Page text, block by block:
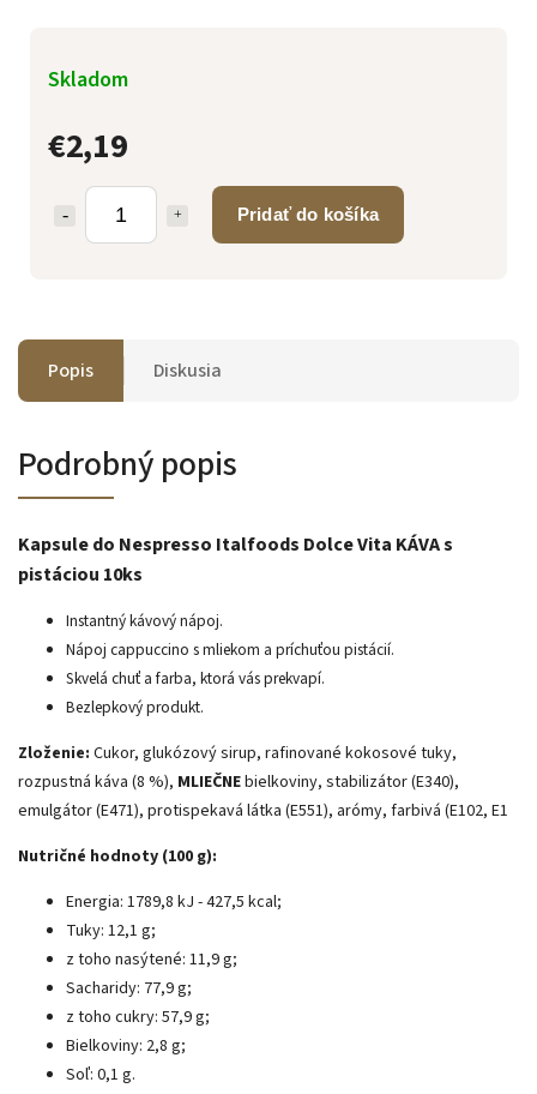
€2,19
Pridať do košíka
Skladom
Popis Diskusia
Podrobný popis
Kapsule do Nespresso Italfoods Dolce Vita KÁVA s
pistáciou 10ks
Instantný kávový nápoj.
Nápoj cappuccino s mliekom a príchuťou pistácií.
Skvelá chuť a farba, ktorá vás prekvapí.
Bezlepkový produkt.
Zloženie: Cukor, glukózový sirup, rafinované kokosové tuky,
rozpustná káva (8 %), MLIEČNEbielkoviny, stabilizátor (E340),
emulgátor (E471), protispekavá látka (E551), arómy, farbivá (E102, E1
Nutričné ​​hodnoty (100 g):
Energia: 1789,8 kJ - 427,5 kcal;
Tuky: 12,1 g;
z toho nasýtené: 11,9 g;
Sacharidy: 77,9 g;
z toho cukry: 57,9 g;
Bielkoviny: 2,8 g;
Soľ: 0,1 g.